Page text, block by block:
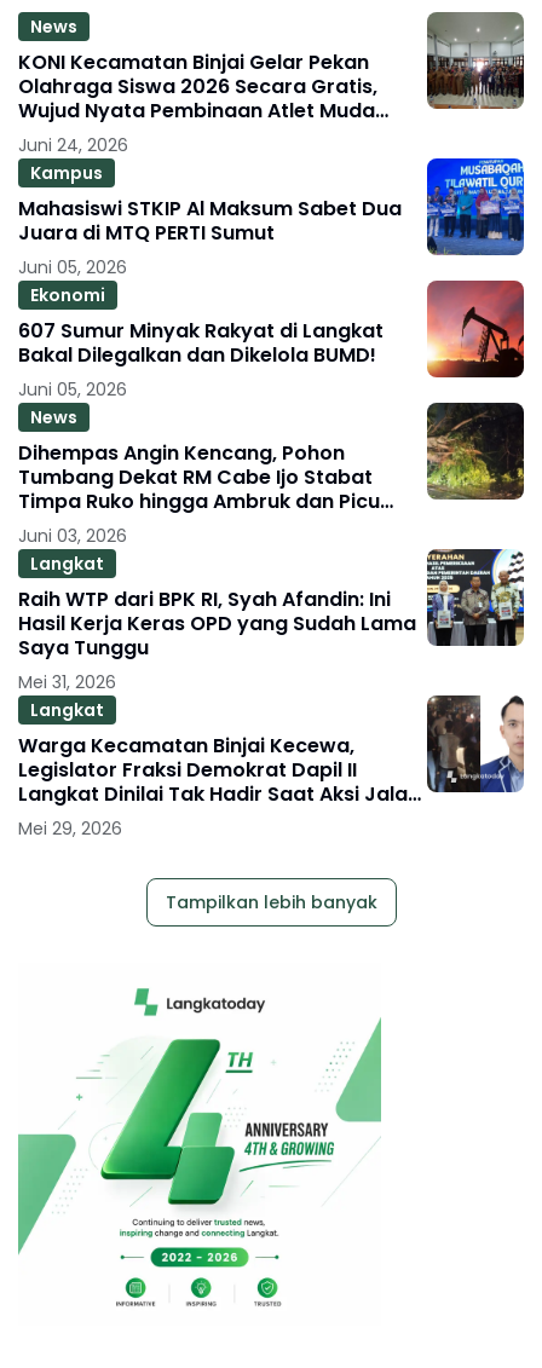
News
KONI Kecamatan Binjai Gelar Pekan
Olahraga Siswa 2026 Secara Gratis,
Wujud Nyata Pembinaan Atlet Muda
Berprestasi
Juni 24, 2026
Kampus
Mahasiswi STKIP Al Maksum Sabet Dua
Juara di MTQ PERTI Sumut
Juni 05, 2026
Ekonomi
607 Sumur Minyak Rakyat di Langkat
Bakal Dilegalkan dan Dikelola BUMD!
Juni 05, 2026
News
Dihempas Angin Kencang, Pohon
Tumbang Dekat RM Cabe Ijo Stabat
Timpa Ruko hingga Ambruk dan Picu
Macet Parah
Juni 03, 2026
Langkat
Raih WTP dari BPK RI, Syah Afandin: Ini
Hasil Kerja Keras OPD yang Sudah Lama
Saya Tunggu
Mei 31, 2026
Langkat
Warga Kecamatan Binjai Kecewa,
Legislator Fraksi Demokrat Dapil II
Langkat Dinilai Tak Hadir Saat Aksi Jalan
Rusak
Mei 29, 2026
Tampilkan lebih banyak